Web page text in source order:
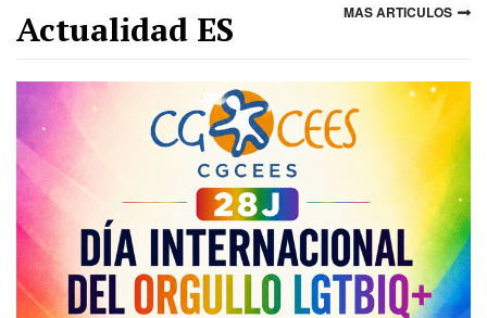
Actualidad ES MAS ARTICULOS